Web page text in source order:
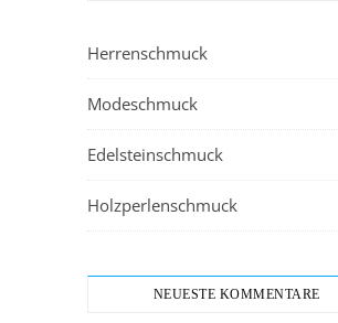
Herrenschmuck
Modeschmuck
Edelsteinschmuck
Holzperlenschmuck
NEUESTE KOMMENTARE